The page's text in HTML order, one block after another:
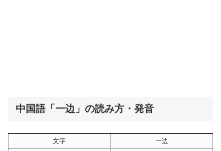
中国語「一边」の読み方・発音
文字 一边